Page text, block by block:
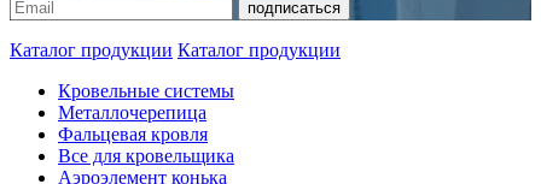
Каталог продукции Каталог продукции
Кровельные системы
Металлочерепица
Фальцевая кровля
Все для кровельщика
Аэроэлемент конька